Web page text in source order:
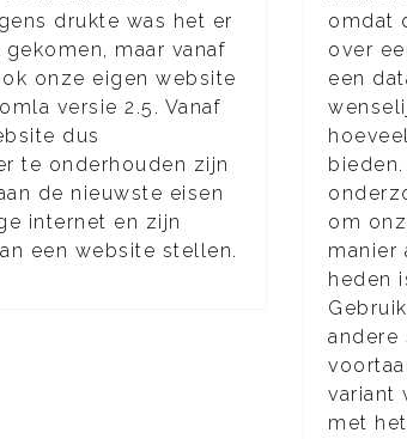
drukte was het er
maar vanaf
onze eigen website
versie 2.5. Vanaf
dus
te onderhouden zijn
de nieuwste eisen
internet en zijn
een website stellen.
omdat
over
een
om
manier
heden
andere
variant
met